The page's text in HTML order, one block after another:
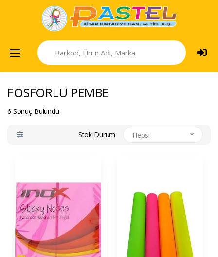
FOSFORLU PEMBE
6 Sonuç Bulundu
Stok Durum Hepsi